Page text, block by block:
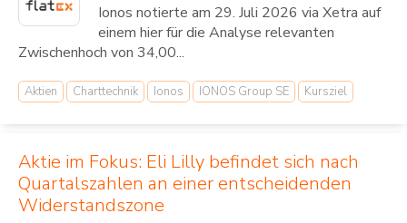
Ionos notierte am 29. Juli 2026 via Xetra auf
einem hier für die Analyse relevanten
Zwischenhoch von 34,00...
Aktien Charttechnik Ionos IONOS Group SE Kursziel
Aktie im Fokus: Eli Lilly befindet sich nach
Quartalszahlen an einer entscheidenden
Widerstandszone